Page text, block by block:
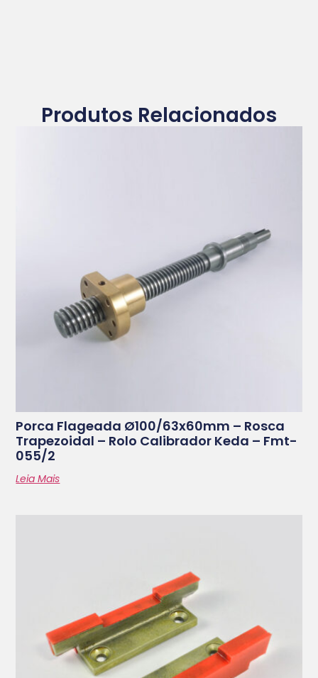
Produtos Relacionados
Porca Flageada Ø100/63x60mm – Rosca
Trapezoidal – Rolo Calibrador Keda – Fmt-
055/2
Leia Mais